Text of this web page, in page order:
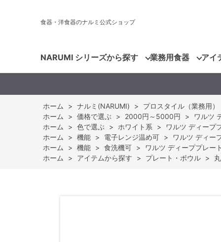
食器・洋食器のナルミ公式ショップ
NARUMI シリーズから探す 業務用食器 アイ
ホーム > ナルミ(NARUMI) >
プロスタイル（業務用）
ホーム
> 価格で選ぶ > 2000円～5000円 >
ワルツ
ホーム
> 色で選ぶ > ホワイト系 >
ワルツ ディープ
ホーム
> 機能 > 電子レンジ温め可 >
ワルツ ディー
ホーム
> 機能 > 食洗機可 >
ワルツ ディーププレ
ホーム
> アイテムから探す > プレート・ボウル >